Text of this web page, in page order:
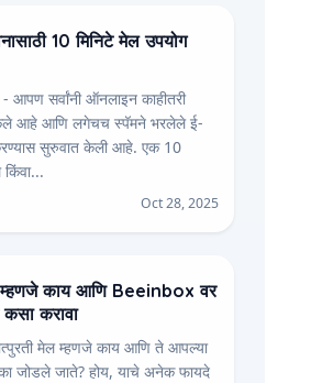
10 मिनिटे मेल उपयोग
- आपण सर्वांनी ऑनलाइन काहीतरी
आहे आणि लगेचच स्पॅमने भरलेले ई-
सुरुवात केली आहे. एक 10
किंवा...
Oct 28, 2025
काय आणि Beeinbox वर
कसा करावा
मेल म्हणजे काय आणि ते आपल्या
जोडले जाते? होय, याचे अनेक फायदे